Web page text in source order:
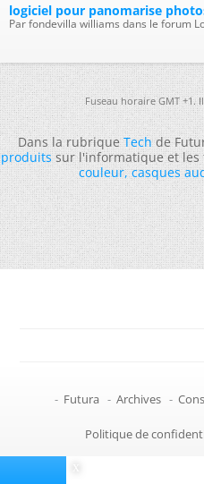
logiciel pour panomarise
Par fondevilla williams dans le forum
Fuseau horaire GMT +1.
Dans la rubriqueTechde
produitssur l'informatique et les
couleur,casques
- Futura - Archives -
Politique de